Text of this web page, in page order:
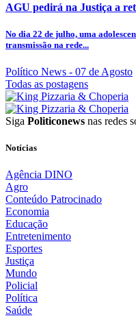
AGU pedirá na Justiça a
No dia 22 de julho, uma
transmissão na rede...
Político News - 07 de Agosto
Todas as postagens
Siga Politiconews nas redes
Notícias
Agência DINO
Agro
Conteúdo Patrocinado
Economia
Educação
Entretenimento
Esportes
Justiça
Mundo
Policial
Política
Saúde